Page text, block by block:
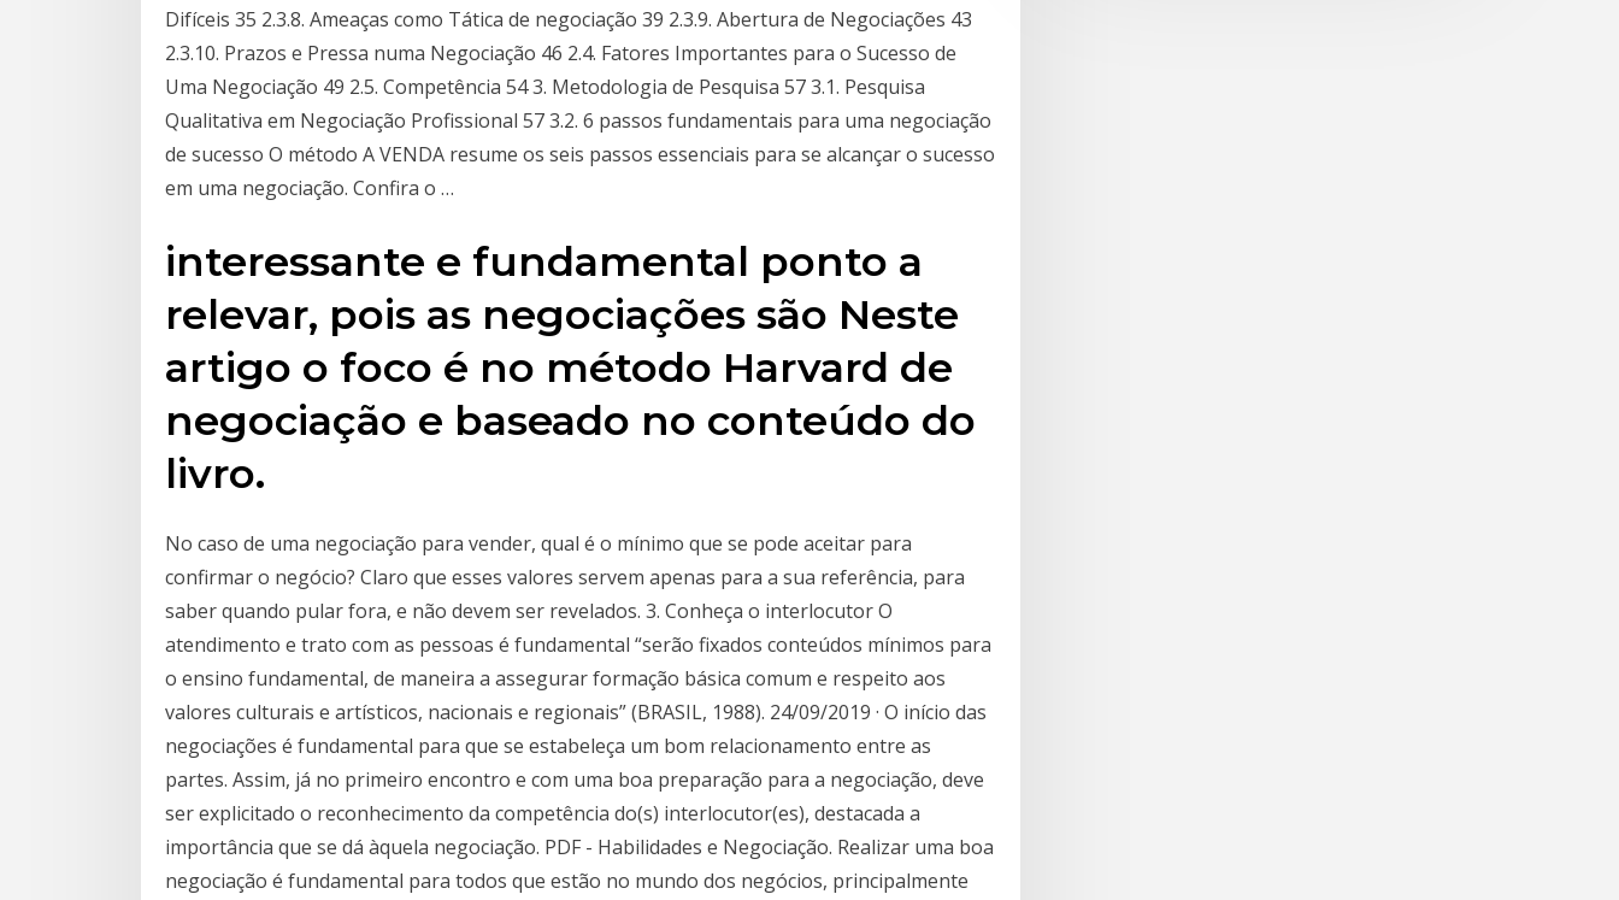
Difíceis 35 2.3.8. Ameaças como Tática de negociação 39 2.3.9. Abertura de Negociações 43
2.3.10. Prazos e Pressa numa Negociação 46 2.4. Fatores Importantes para o Sucesso de
Uma Negociação 49 2.5. Competência 54 3. Metodologia de Pesquisa 57 3.1. Pesquisa
Qualitativa em Negociação Profissional 57 3.2. 6 passos fundamentais para uma negociação
de sucesso O método A VENDA resume os seis passos essenciais para se alcançar o sucesso
em uma negociação. Confira o …
interessante e fundamental ponto a
relevar, pois as negociações são Neste
artigo o foco é no método Harvard de
negociação e baseado no conteúdo do
livro.
No caso de uma negociação para vender, qual é o mínimo que se pode aceitar para
confirmar o negócio? Claro que esses valores servem apenas para a sua referência, para
saber quando pular fora, e não devem ser revelados. 3. Conheça o interlocutor O
atendimento e trato com as pessoas é fundamental “serão fixados conteúdos mínimos para
o ensino fundamental, de maneira a assegurar formação básica comum e respeito aos
valores culturais e artísticos, nacionais e regionais” (BRASIL, 1988). 24/09/2019 · O início das
negociações é fundamental para que se estabeleça um bom relacionamento entre as
partes. Assim, já no primeiro encontro e com uma boa preparação para a negociação, deve
ser explicitado o reconhecimento da competência do(s) interlocutor(es), destacada a
importância que se dá àquela negociação. PDF - Habilidades e Negociação. Realizar uma boa
negociação é fundamental para todos que estão no mundo dos negócios, principalmente